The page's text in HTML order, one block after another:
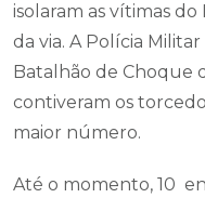
isolaram as vítimas
da via. A Polícia
Batalhão de Choque
contiveram os
maior número.
Até o momento, 10